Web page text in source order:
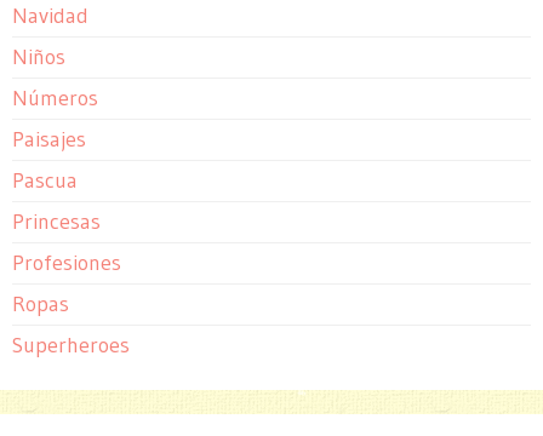
Navidad
Niños
Números
Paisajes
Pascua
Princesas
Profesiones
Ropas
Superheroes